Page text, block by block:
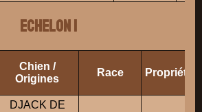
ECHELON 1
Chien /
Origines
Race
DJACK DE